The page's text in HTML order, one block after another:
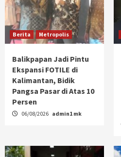
Berita Metropolis
Balikpapan Jadi Pintu
Ekspansi FOTILE di
Kalimantan, Bidik
Pangsa Pasar di Atas 10
Persen
06/08/2026 admin1 mk